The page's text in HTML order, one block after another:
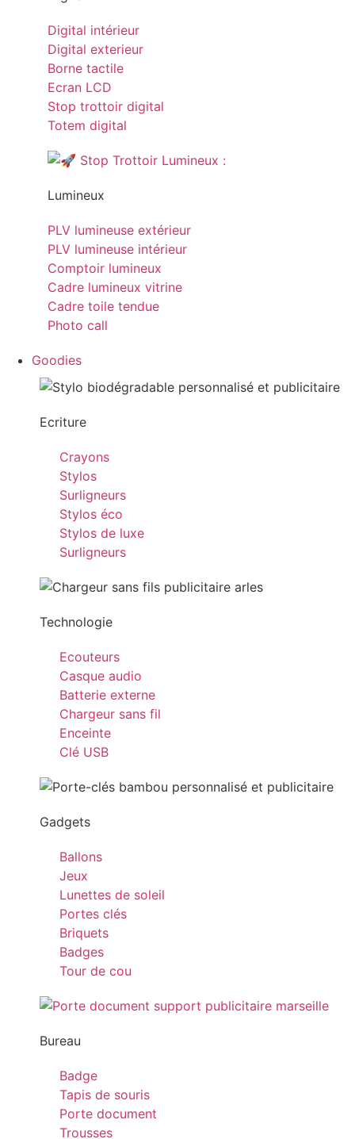
Digital intérieur
Digital exterieur
Borne tactile
Ecran LCD
Stop trottoir digital
Totem digital
Lumineux
PLV lumineuse extérieur
PLV lumineuse intérieur
Comptoir lumineux
Cadre lumineux vitrine
Cadre toile tendue
Photo call
Goodies
Ecriture
Crayons
Stylos
Surligneurs
Stylos éco
Stylos de luxe
Surligneurs
Technologie
Ecouteurs
Casque audio
Batterie externe
Chargeur sans fil
Enceinte
Clé USB
Gadgets
Ballons
Jeux
Lunettes de soleil
Portes clés
Briquets
Badges
Tour de cou
Bureau
Badge
Tapis de souris
Porte document
Trousses